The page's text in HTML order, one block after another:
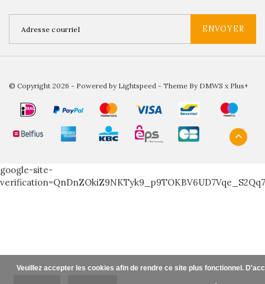
ENVOYER
© Copyright 2026 - Powered by Lightspeed - Theme By DMWS x Plus+
google-site-
Veuillez accepter les cookies afin de rendre ce site plus fonctionnel.